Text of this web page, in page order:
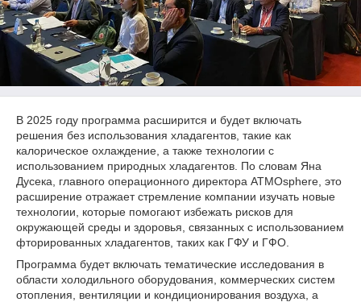
В 2025 году программа расширится и будет включать
решения без использования хладагентов, такие как
калорическое охлаждение, а также технологии с
использованием природных хладагентов. По словам Яна
Дусека, главного операционного директора ATMOsphere, это
расширение отражает стремление компании изучать новые
технологии, которые помогают избежать рисков для
окружающей среды и здоровья, связанных с использованием
фторированных хладагентов, таких как ГФУ и ГФО.
Программа будет включать тематические исследования в
области холодильного оборудования, коммерческих систем
отопления, вентиляции и кондиционирования воздуха, а